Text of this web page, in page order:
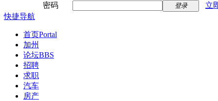
密码
登录
立
快捷导航
首页Portal
加州
论坛BBS
招聘
求职
汽车
房产